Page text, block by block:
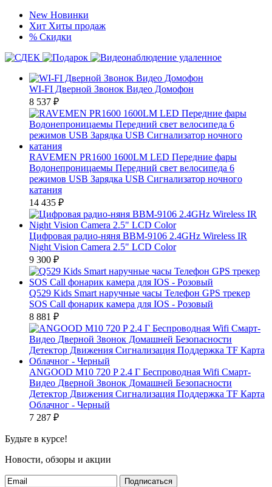
New Новинки
Хит Хиты продаж
% Скидки
WI-FI Дверной Звонок Видео Домофон
8 537 ₽
RAVEMEN PR1600 1600LM LED Передние фары
Водонепроницаемы Передний свет велосипеда 6
режимов USB Зарядка USB Сигнализатор ночного
катания
14 435 ₽
Цифровая радио-няня BBM-9106 2.4GHz Wireless IR
Night Vision Camera 2.5" LCD Color
9 300 ₽
Q529 Kids Smart наручные часы Телефон GPS трекер
SOS Call фонарик камера для IOS - Розовый
8 881 ₽
ANGOOD M10 720 P 2.4 Г Беспроводная Wifi Смарт-
Видео Дверной Звонок Домашней Безопасности
Детектор Движения Сигнализация Поддержка TF Карта
Облачног - Черный
7 287 ₽
Будьте в курсе!
Новости, обзоры и акции
Подписаться